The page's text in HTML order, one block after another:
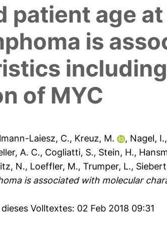
patient age
is
of MYC
Laiesz, C., Kreuz, M. , Nagel, I.,
A. C., Cogliatti, S., Stein, H.,
N., Loeffler, M.,Trumper, L.,
is associated with molecular
Volltextes: 02 Feb 2018 09:31